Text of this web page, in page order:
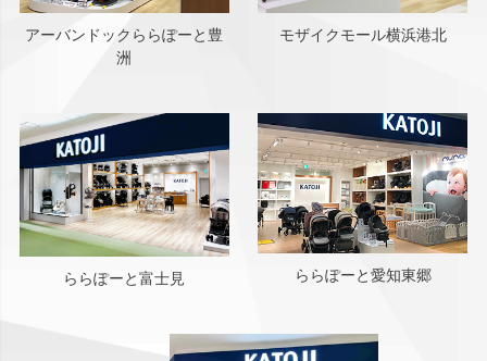
アーバンドックららぽーと豊
洲
モザイクモール横浜港北
ららぽーと富士見 ららぽーと愛知東郷